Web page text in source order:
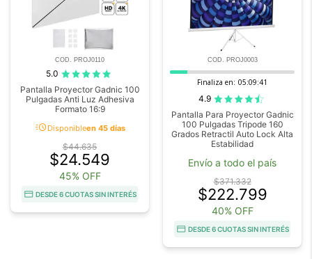
COD. PROJ0110
5.0
Pantalla Proyector Gadnic 100
Pulgadas Anti Luz Adhesiva
Formato 16:9
acuteDisponibleen 45 días
$44.635
$24.549
45% OFF
DESDE 6 CUOTAS SIN INTERÉS
COD. PROJ0003
Finaliza en: 05:09:41
4.9
Pantalla Para Proyector Gadnic
100 Pulgadas Tripode 160
Grados Retractil Auto Lock Alta
Estabilidad
Envío a todo el país
$371.332
$222.799
40% OFF
DESDE 6 CUOTAS SIN INTERÉS